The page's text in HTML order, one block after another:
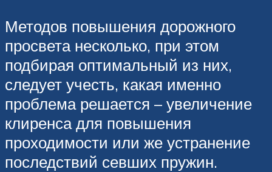
Методов повышения дорожного
просвета несколько, при этом
подбирая оптимальный из них,
следует учесть, какая именно
проблема решается – увеличение
клиренса для повышения
проходимости или же устранение
последствий севших пружин.